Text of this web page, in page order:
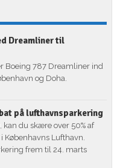
Dreamliner til
Boeing 787 Dreamliner ind
og Doha.
på lufthavnsparkering
kan du skære over 50% af
Københavns Lufthavn.
frem til 24. marts